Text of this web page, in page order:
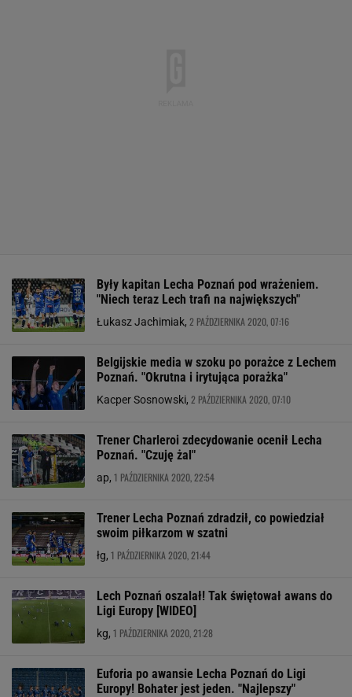
Były kapitan Lecha Poznań pod wrażeniem.
"Niech teraz Lech trafi na największych"
Łukasz Jachimiak, 2 PAŹDZIERNIKA 2020, 07:16
Belgijskie media w szoku po porażce z Lechem
Poznań. "Okrutna i irytująca porażka"
Kacper Sosnowski, 2 PAŹDZIERNIKA 2020, 07:10
Trener Charleroi zdecydowanie ocenił Lecha
Poznań. "Czuję żal"
ap, 1 PAŹDZIERNIKA 2020, 22:54
Trener Lecha Poznań zdradził, co powiedział
swoim piłkarzom w szatni
łg, 1 PAŹDZIERNIKA 2020, 21:44
Lech Poznań oszalał! Tak świętował awans do
Ligi Europy [WIDEO]
kg, 1 PAŹDZIERNIKA 2020, 21:28
Euforia po awansie Lecha Poznań do Ligi
Europy! Bohater jest jeden. "Najlepszy"